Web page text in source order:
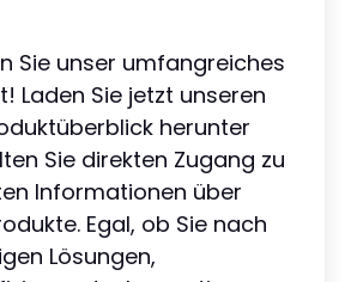
Sie unser umfangreiches
Laden Sie jetzt unseren
herunter
Sie direkten Zugang zu
Informationen über
Egal, ob Sie nach
Lösungen,